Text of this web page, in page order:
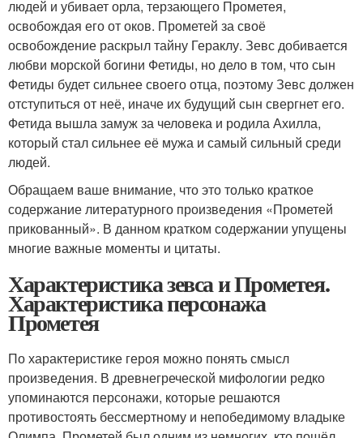
людей и убивает орла, терзающего Прометея,
освобождая его от оков. Прометей за своё
освобождение раскрыл тайну Гераклу. Зевс добивается
любви морской богини Фетиды, но дело в том, что сын
Фетиды будет сильнее своего отца, поэтому Зевс должен
отступиться от неё, иначе их будущий сын свергнет его.
Фетида вышла замуж за человека и родила Ахилла,
который стал сильнее её мужа и самый сильный среди
людей.
Обращаем ваше внимание, что это только краткое
содержание литературного произведения «Прометей
прикованный». В данном кратком содержании упущены
многие важные моменты и цитаты.
Характеристика зевса и Прометея.
Характеристика персонажа
Прометея
По характеристике героя можно понять смысл
произведения. В древнегреческой мифологии редко
упоминаются персонажи, которые решаются
противостоять бессмертному и непобедимому владыке